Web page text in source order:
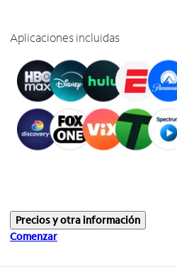
Aplicaciones incluidas
Precios y otra información
Comenzar